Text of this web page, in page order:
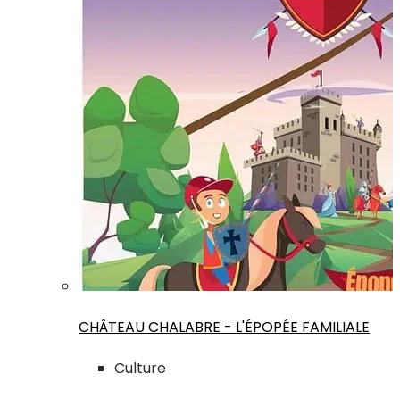
CHÂTEAU CHALABRE - L'ÉPOPÉE FAMILIALE
Culture